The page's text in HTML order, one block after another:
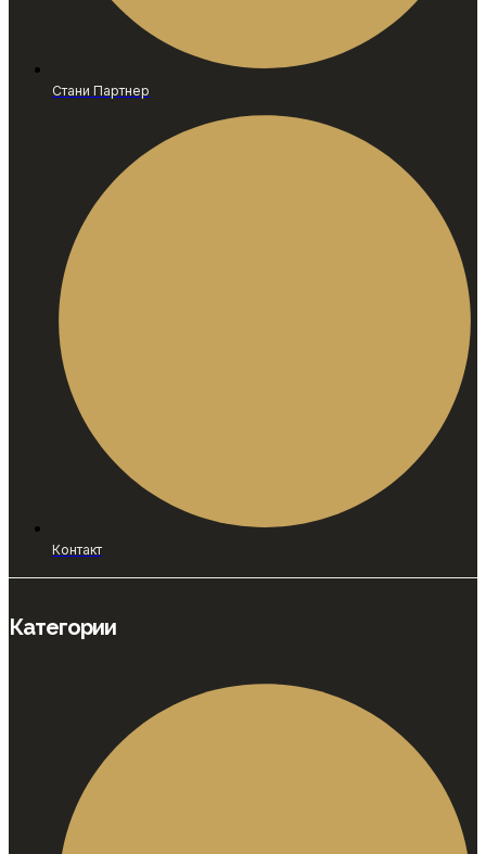
Стани Партнер
Контакт
Категории